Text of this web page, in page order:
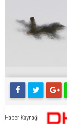
Haber Kaynağı